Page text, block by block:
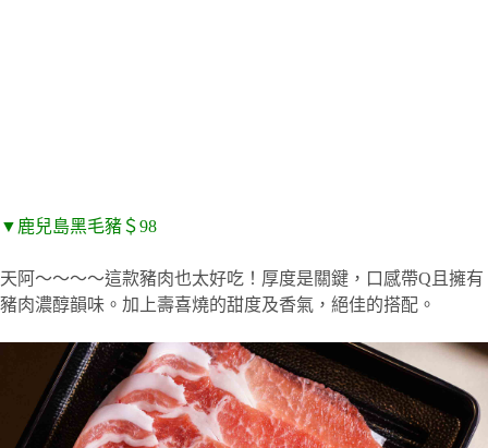
▼鹿兒島黑毛豬＄98
天阿～～～～這款豬肉也太好吃！厚度是關鍵，口感帶Q且擁有
豬肉濃醇韻味。加上壽喜燒的甜度及香氣，絕佳的搭配。